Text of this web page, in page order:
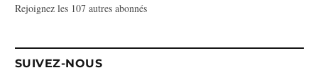
s
-
m
Rejoignez les 107 autres abonnés
SUIVEZ-NOUS